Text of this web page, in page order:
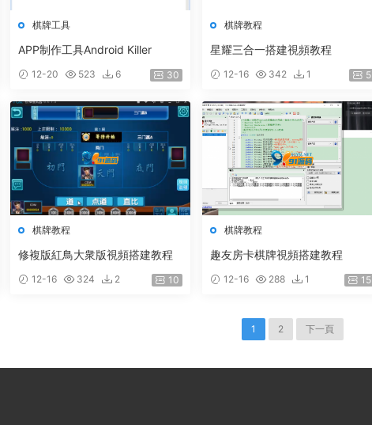
棋牌工具
APP制作工具Android Killer
12-20 523 6 30
棋牌教程
星耀三合一搭建視頻教程
12-16 342 1 5
棋牌教程
修複版紅鳥大衆版視頻搭建教程
12-16 324 2 10
棋牌教程
趣友房卡棋牌視頻搭建教程
12-16 288 1 15
1 2 下一頁